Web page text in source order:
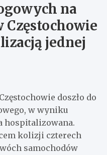
na
Częstochowie
jednej
doszło do
w wyniku
hospitalizowana.
kolizji czterech
samochodów